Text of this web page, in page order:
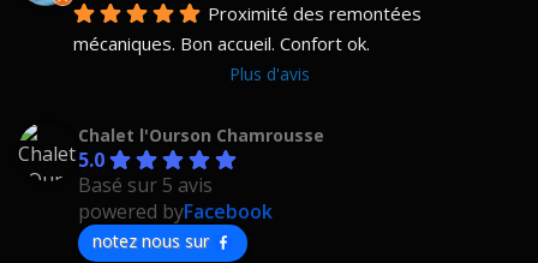
Proximité des remontées
mécaniques. Bon accueil. Confort ok.
Plus d'avis
Chalet l'Ourson Chamrousse
5.0
Basé sur 5 avis
powered byFacebook
notez nous sur